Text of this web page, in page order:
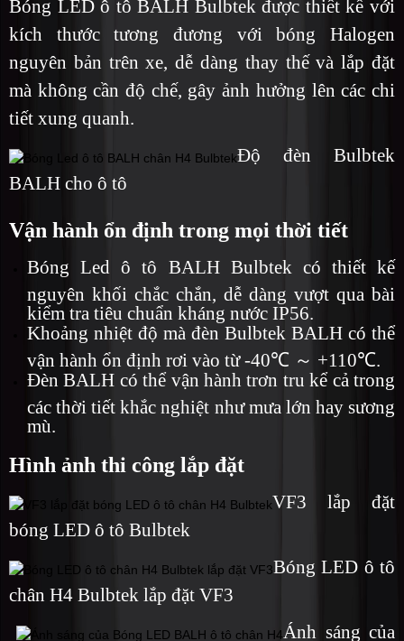
Bóng LED ô tô BALH Bulbtek được thiết kế với
kích thước tương đương với bóng Halogen
nguyên bản trên xe, dễ dàng thay thế và lắp đặt
mà không cần độ chế, gây ảnh hưởng lên các chi
tiết xung quanh.
Độ đèn Bulbtek
BALH cho ô tô
Vận hành ổn định trong mọi thời tiết
Bóng Led ô tô BALH Bulbtek có thiết kế
nguyên khối chắc chắn, dễ dàng vượt qua bài
kiểm tra tiêu chuẩn kháng nước IP56.
Khoảng nhiệt độ mà đèn Bulbtek BALH có thể
vận hành ổn định rơi vào từ -40℃ ～ +110℃.
Đèn BALH có thể vận hành trơn tru kể cả trong
các thời tiết khắc nghiệt như mưa lớn hay sương
mù.
Hình ảnh thi công lắp đặt
VF3 lắp đặt
bóng LED ô tô Bulbtek
Bóng LED ô tô
chân H4 Bulbtek lắp đặt VF3
Ánh sáng của